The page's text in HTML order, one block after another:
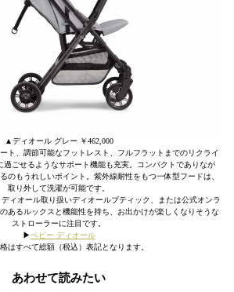
▲ディオール グレー ￥462,000
ト、調節可能なフットレスト、フルフラットまでのリクライ
過ごせるようなサポート機能も充実。コンパクトでありなが
のもうれしいポイント。紫外線耐性をもつ一体型フードは、
取り外して洗濯が可能です。
ィオール取り扱いディオールブティック、または公式オンラ
あるルックスと機能性を持ち、お出かけが楽しくなりそうな
ストローラーに注目です。
▶︎ベビー ディオール
はすべて総額（税込）表記となります。
あわせて読みたい